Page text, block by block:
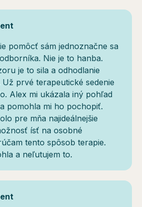
pomôcť sám jednoznačne sa
Nie je to hanba.
je to sila a odhodlanie
prvé terapeutické sedenie
Alex mi ukázala iný pohľad
pomohla mi ho pochopiť.
pre mňa najideálnejšie
ísť na osobné
tento spôsob terapie.
a neľutujem to.